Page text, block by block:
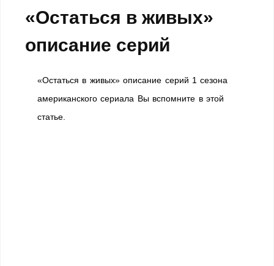
«Остаться в живых»
описание серий
«Остаться в живых» описание серий 1 сезона
американского сериала Вы вспомните в этой
статье.